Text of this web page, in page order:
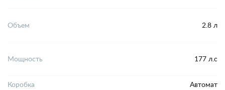
Объем 2.8 л
Мощность 177 л.с
Коробка Автомат